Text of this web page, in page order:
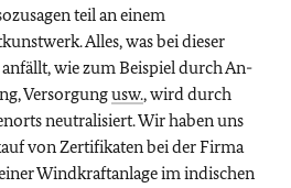
teil an einem
Alles, was bei dieser
wie zum Beispiel durch An-
Versorgungusw., wird durch
neutralisiert. Wir haben uns
von Zertifikaten bei der Firma
Windkraftanlage im indischen